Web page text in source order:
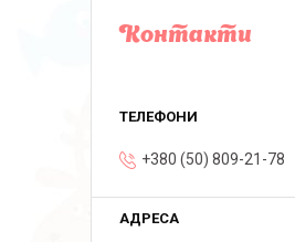
Контакти
+380 (50) 809-21-78